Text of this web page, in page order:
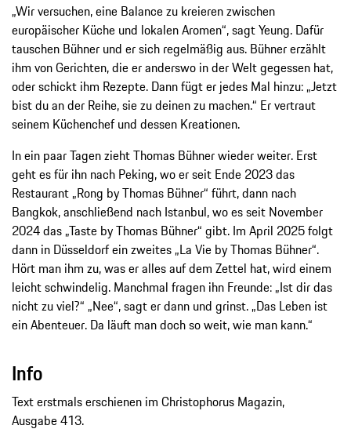
„Wir versuchen, eine Balance zu kreieren zwischen
europäischer Küche und lokalen Aromen“, sagt Yeung. Dafür
tauschen Bühner und er sich regelmäßig aus. Bühner erzählt
ihm von Gerichten, die er anderswo in der Welt gegessen hat,
oder schickt ihm Rezepte. Dann fügt er jedes Mal hinzu: „Jetzt
bist du an der Reihe, sie zu deinen zu machen.“ Er vertraut
seinem Küchenchef und dessen Kreationen.
In ein paar Tagen zieht Thomas Bühner wieder weiter. Erst
geht es für ihn nach Peking, wo er seit Ende 2023 das
Restaurant „Rong by Thomas Bühner“ führt, dann nach
Bangkok, anschließend nach Istanbul, wo es seit November
2024 das „Taste by Thomas Bühner“ gibt. Im April 2025 folgt
dann in Düsseldorf ein zweites „La Vie by Thomas Bühner“.
Hört man ihm zu, was er alles auf dem Zettel hat, wird einem
leicht schwindelig. Manchmal fragen ihn Freunde: „Ist dir das
nicht zu viel?“ „Nee“, sagt er dann und grinst. „Das Leben ist
ein Abenteuer. Da läuft man doch so weit, wie man kann.“
Info
Text erstmals erschienen im Christophorus Magazin,
Ausgabe 413.